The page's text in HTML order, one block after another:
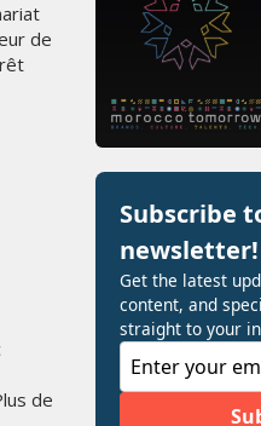
de
de